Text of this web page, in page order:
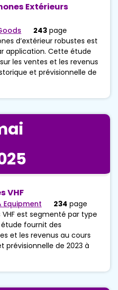
Extérieurs
243 page
d’extérieur robustes est
application. Cette étude
les ventes et les revenus
et prévisionnelle de
VHF
Equipment 234 page
est segmenté par type
fournit des
et les revenus au cours
prévisionnelle de 2023 à